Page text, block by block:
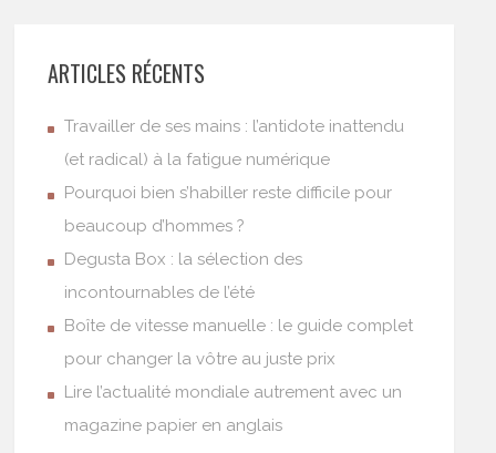
ARTICLES RÉCENTS
Travailler de ses mains : l’antidote inattendu
(et radical) à la fatigue numérique
Pourquoi bien s’habiller reste difficile pour
beaucoup d’hommes ?
Degusta Box : la sélection des
incontournables de l’été
Boîte de vitesse manuelle : le guide complet
pour changer la vôtre au juste prix
Lire l’actualité mondiale autrement avec un
magazine papier en anglais